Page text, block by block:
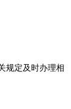
规定及时办理相